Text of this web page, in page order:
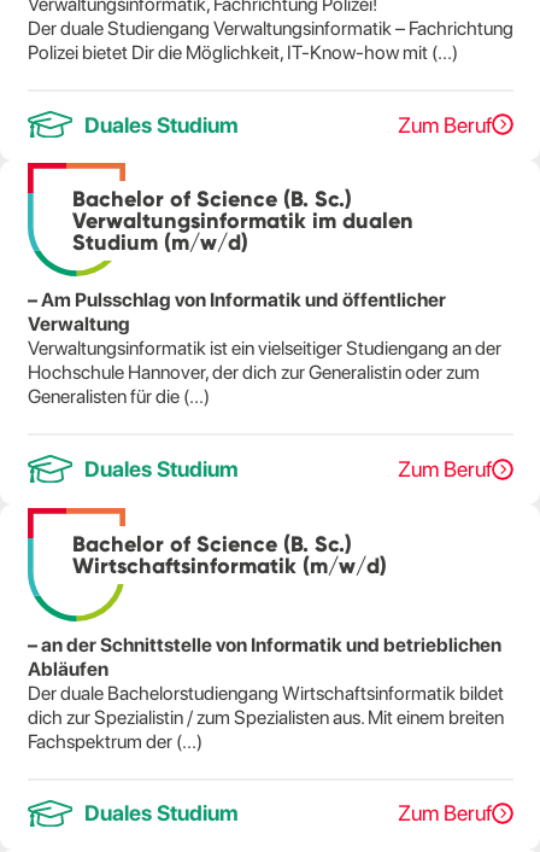
Der duale Studiengang Verwaltungsinformatik – Fachrichtung
Polizei bietet Dir die Möglichkeit, IT-Know-how mit (...)
Duales Studium Zum Beruf
Bachelor of Science (B. Sc.)
Verwaltungsinformatik im dualen
Studium (m/w/d)
– Am Pulsschlag von Informatik und öffentlicher
Verwaltung
Verwaltungsinformatik ist ein vielseitiger Studiengang an der
Hochschule Hannover, der dich zur Generalistin oder zum
Generalisten für die (...)
Duales Studium Zum Beruf
Bachelor of Science (B. Sc.)
Wirtschaftsinformatik (m/w/d)
– an der Schnittstelle von Informatik und betrieblichen
Abläufen
Der duale Bachelorstudiengang Wirtschaftsinformatik bildet
dich zur Spezialistin / zum Spezialisten aus. Mit einem breiten
Fachspektrum der (...)
Duales Studium Zum Beruf